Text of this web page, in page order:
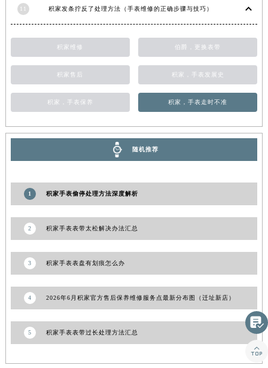
11 积家发条拧反了处理方法（手表维修的正确步骤与技巧）
积家维修 伯爵，更换表带
积家售后 积家，手表发展史
积家，手表保养 积家，手表走时不准
随机推荐
1 积家手表偷停处理方法深度解析
2 积家手表表带太松解决办法汇总
3 积家手表表盘有划痕怎么办
4 2026年6月积家官方售后保养维修服务点最新分布图（迁址新店）
5 积家手表表带过长处理方法汇总

